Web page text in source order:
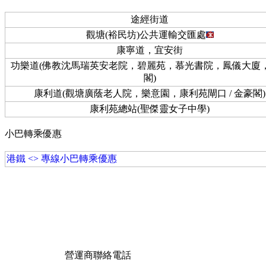
途經街道
觀塘(裕民坊)公共運輸交匯處
康寧道，宜安街
功樂道(佛教沈馬瑞英安老院，碧麗苑，慕光書院，鳳儀大廈
閣)
康利道(觀塘廣蔭老人院，樂意園，康利苑閘口 / 金豪閣)
康利苑總站(聖傑靈女子中學)
小巴轉乘優惠
港鐵 <> 專線小巴轉乘優惠
營運商聯絡電話